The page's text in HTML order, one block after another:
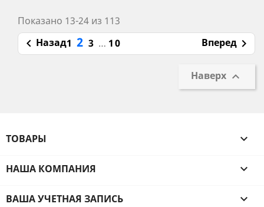
Показано 13-24 из 113
 Назад1 2 3 … 10 Вперед 
Наверх 
ТОВАРЫ 
НАША КОМПАНИЯ 
ВАША УЧЕТНАЯ ЗАПИСЬ 